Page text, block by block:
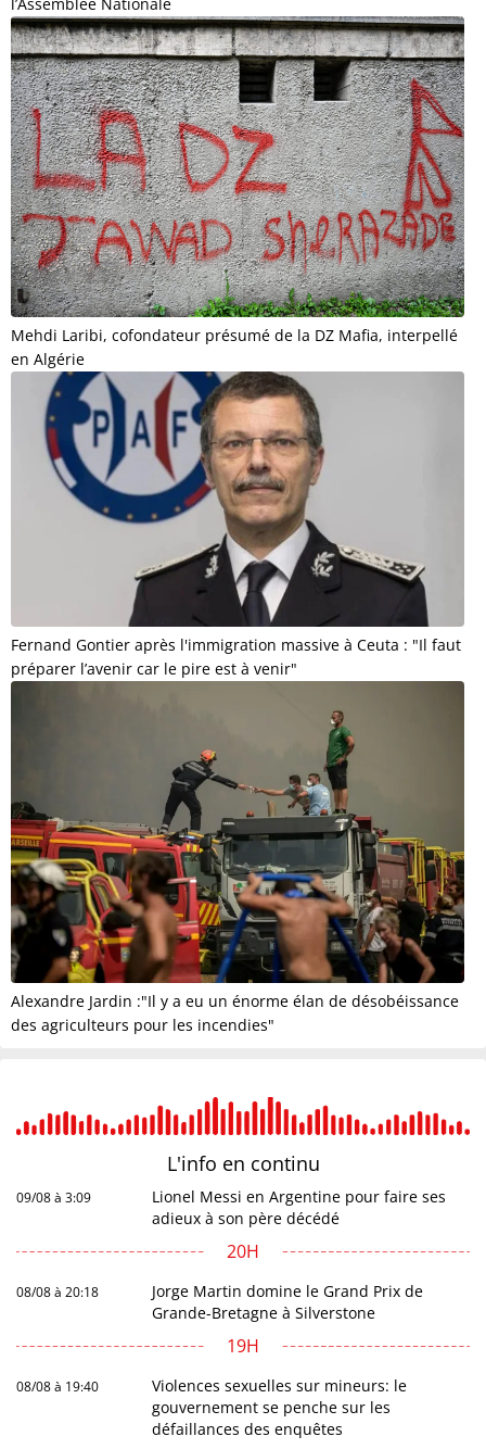
Mehdi Laribi, cofondateur présumé de la DZ Mafia, interpellé
en Algérie
Fernand Gontier après l'immigration massive à Ceuta : "Il faut
préparer l’avenir car le pire est à venir"
Alexandre Jardin :"Il y a eu un énorme élan de désobéissance
des agriculteurs pour les incendies"
L'info en continu
09/08 à 3:09
Lionel Messi en Argentine pour faire ses
adieux à son père décédé
20H
08/08 à 20:18
Jorge Martin domine le Grand Prix de
Grande-Bretagne à Silverstone
19H
08/08 à 19:40
Violences sexuelles sur mineurs: le
gouvernement se penche sur les
défaillances des enquêtes